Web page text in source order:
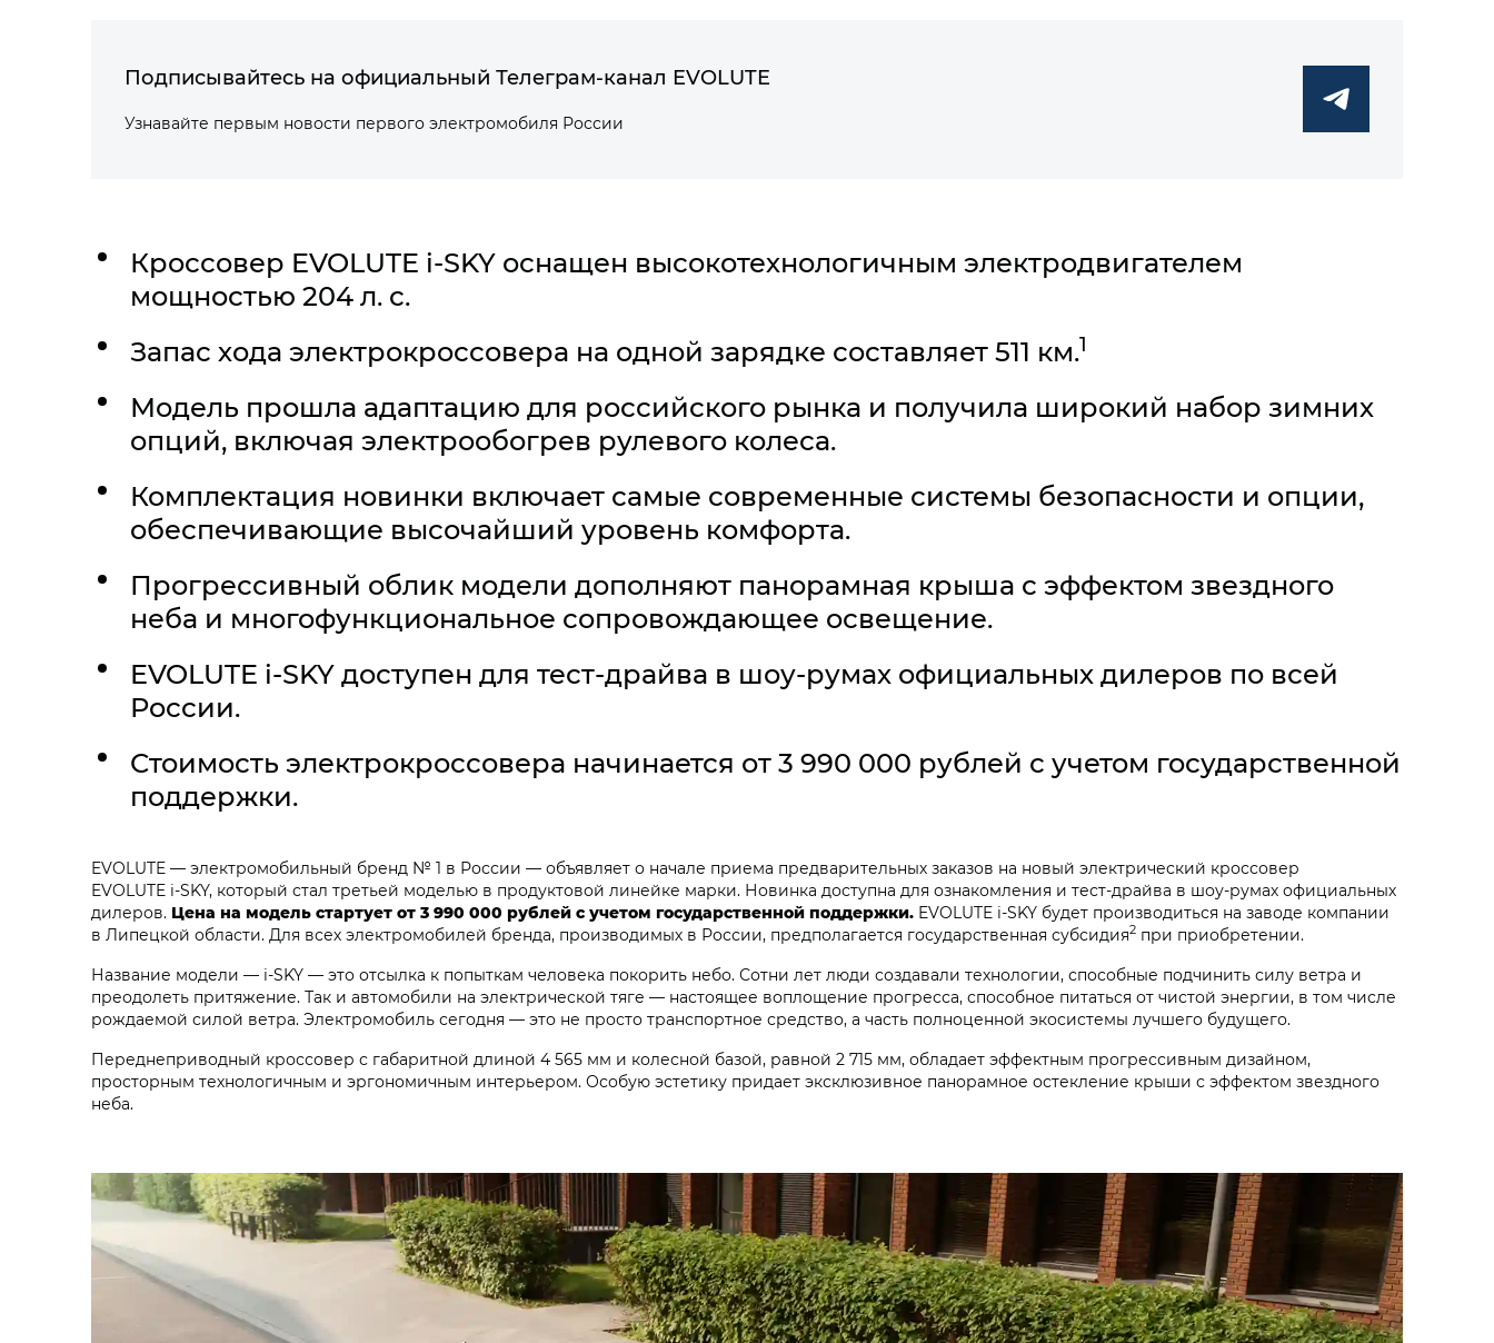
Подписывайтесь на официальный Телеграм-канал EVOLUTE
Узнавайте первым новости первого электромобиля России
Кроссовер EVOLUTE i‑SKY оснащен высокотехнологичным электродвигателем
мощностью 204 л. с.
Запас хода электрокроссовера на одной зарядке составляет 511 км.1
Модель прошла адаптацию для российского рынка и получила широкий набор зимних
опций, включая электрообогрев рулевого колеса.
Комплектация новинки включает самые современные системы безопасности и опции,
обеспечивающие высочайший уровень комфорта.
Прогрессивный облик модели дополняют панорамная крыша с эффектом звездного
неба и многофункциональное сопровождающее освещение.
EVOLUTE i‑SKYдоступен для тест-драйва в шоу-румах официальных дилеров по всей
России.
Стоимость электрокроссовера начинается от 3 990 000 рублей с учетом государственной
поддержки.
EVOLUTE — электромобильный бренд № 1 в России — объявляет о начале приема предварительных заказов на новый электрический кроссовер
EVOLUTE i‑SKY, который стал третьей моделью в продуктовой линейке марки. Новинка доступна для ознакомления и тест-драйва в шоу-румах официальных
дилеров. Цена на модель стартует от 3 990 000 рублей с учетом государственной поддержки. EVOLUTE i‑SKY будет производиться на заводе компании
в Липецкой области. Для всех электромобилей бренда, производимых в России, предполагается государственная субсидия2 при приобретении.
Название модели — i‑SKY — это отсылка к попыткам человека покорить небо. Сотни лет люди создавали технологии, способные подчинить силу ветра и
преодолеть притяжение. Так и автомобили на электрической тяге — настоящее воплощение прогресса, способное питаться от чистой энергии, в том числе
рождаемой силой ветра. Электромобиль сегодня — это не просто транспортное средство, а часть полноценной экосистемы лучшего будущего.
Переднеприводный кроссовер с габаритной длиной 4 565 мм и колесной базой, равной 2 715 мм, обладает эффектным прогрессивным дизайном,
просторным технологичным и эргономичным интерьером. Особую эстетику придает эксклюзивное панорамное остекление крыши с эффектом звездного
неба.